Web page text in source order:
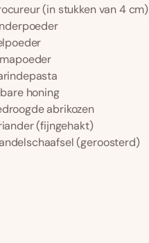
(in stukken van 4 cm)
honing
abrikozen
(fijngehakt)
(geroosterd)